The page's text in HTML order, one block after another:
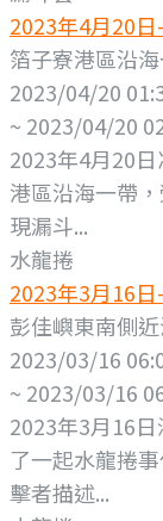
2023年4月20
箔子寮港區沿
2023/04/20
~ 2023/04/20
2023年4月20
港區沿海一帶
現漏斗...
水龍捲
2023年3月16
彭佳嶼東南側
2023/03/16
~ 2023/03/16
2023年3月16
了一起水龍捲
擊者描述...